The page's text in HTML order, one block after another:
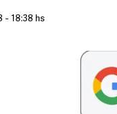
- 18:38 hs